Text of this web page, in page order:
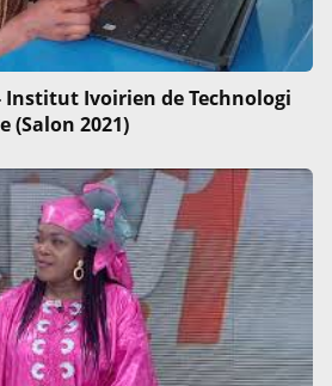
Institut Ivoirien de Technologi
e (Salon 2021)